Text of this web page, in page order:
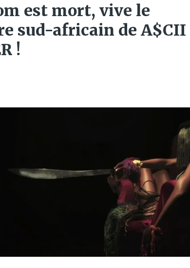
est mort, vive le
sud-africain de A$CII
!